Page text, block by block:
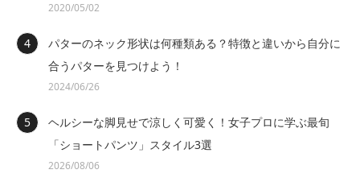
2020/05/02
パターのネック形状は何種類ある？特徴と違いから自分に
合うパターを見つけよう！
2024/06/26
ヘルシーな脚見せで涼しく可愛く！女子プロに学ぶ最旬
「ショートパンツ」スタイル3選
2026/08/06